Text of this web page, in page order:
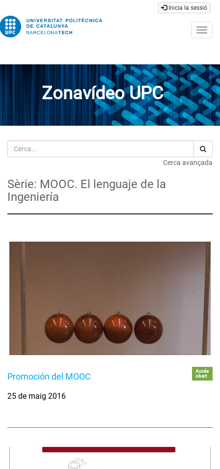
Inicia la sessió
Zonavídeo UPC
Cerca
Cerca avançada
Sèrie: MOOC. El lenguaje de la
Ingeniería
Promoción del MOOC
Accés
obert
25 de maig 2016